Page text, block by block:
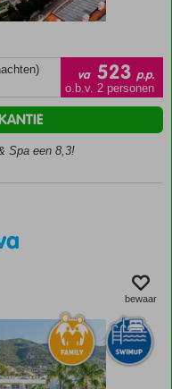
va 523 p.p.
o.b.v. 2 personen
Spa een 8,3!
bewaar